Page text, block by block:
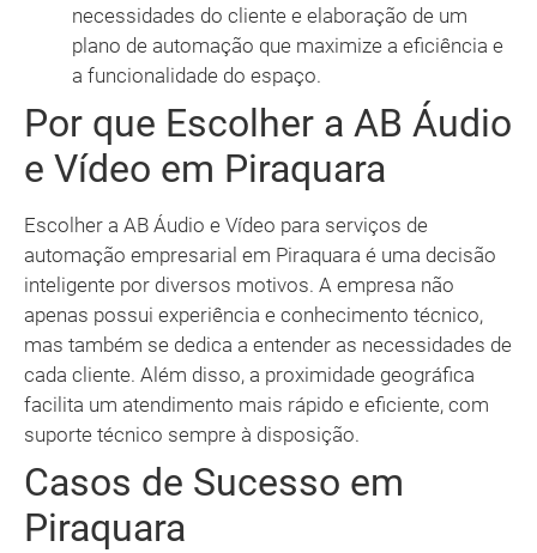
necessidades do cliente e elaboração de um
plano de automação que maximize a eficiência e
a funcionalidade do espaço.
Por que Escolher a AB Áudio
e Vídeo em Piraquara
Escolher a AB Áudio e Vídeo para serviços de
automação empresarial em Piraquara é uma decisão
inteligente por diversos motivos. A empresa não
apenas possui experiência e conhecimento técnico,
mas também se dedica a entender as necessidades de
cada cliente. Além disso, a proximidade geográfica
facilita um atendimento mais rápido e eficiente, com
suporte técnico sempre à disposição.
Casos de Sucesso em
Piraquara